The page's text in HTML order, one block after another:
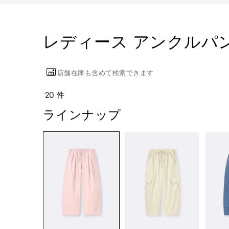
レディース アンクルパ
店舗在庫も含めて検索できます
20 件
ラインナップ